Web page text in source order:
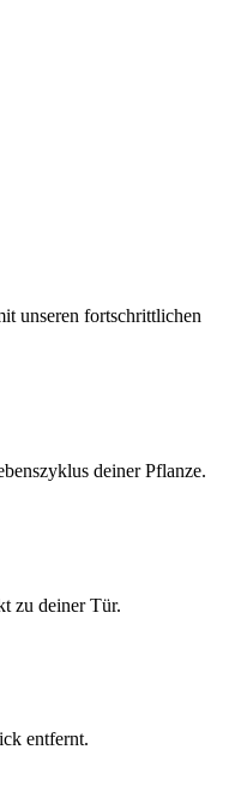
unseren fortschrittlichen
deiner Pflanze.
zu deiner Tür.
entfernt.